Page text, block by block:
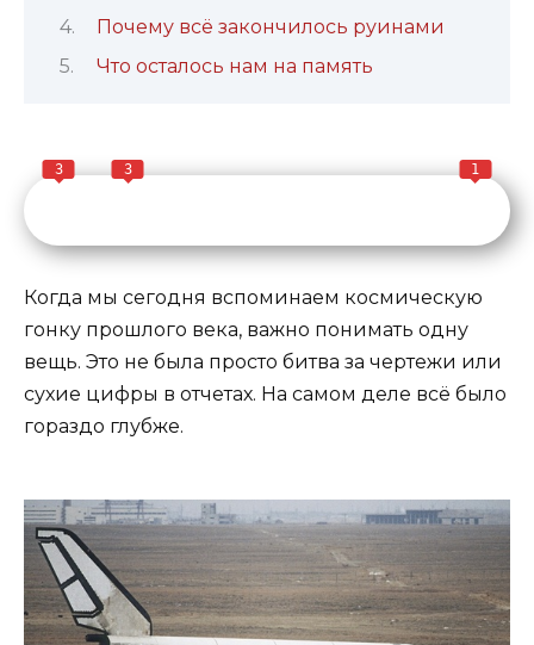
Почему всё закончилось руинами
Что осталось нам на память
3 3 1
Когда мы сегодня вспоминаем космическую
гонку прошлого века, важно понимать одну
вещь. Это не была просто битва за чертежи или
сухие цифры в отчетах. На самом деле всё было
гораздо глубже.